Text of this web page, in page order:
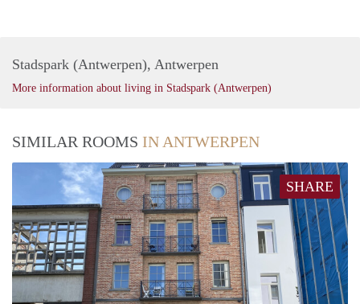
Stadspark (Antwerpen), Antwerpen
More information about living in Stadspark (Antwerpen)
SIMILAR ROOMS IN ANTWERPEN
SHARE